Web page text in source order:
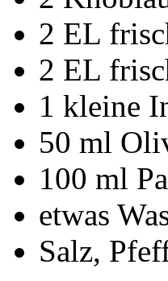
2 EL
2 EL
1 kleine
50 ml
100 ml
etwas
Salz,